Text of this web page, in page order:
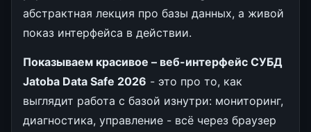
абстрактная лекция про базы данных, а живой
показ интерфейса в действии.
Показываем красивое – веб-интерфейс СУБД
Jatoba Data Safe 2026 - это про то, как
выглядит работа с базой изнутри: мониторинг,
диагностика, управление - всё через браузер